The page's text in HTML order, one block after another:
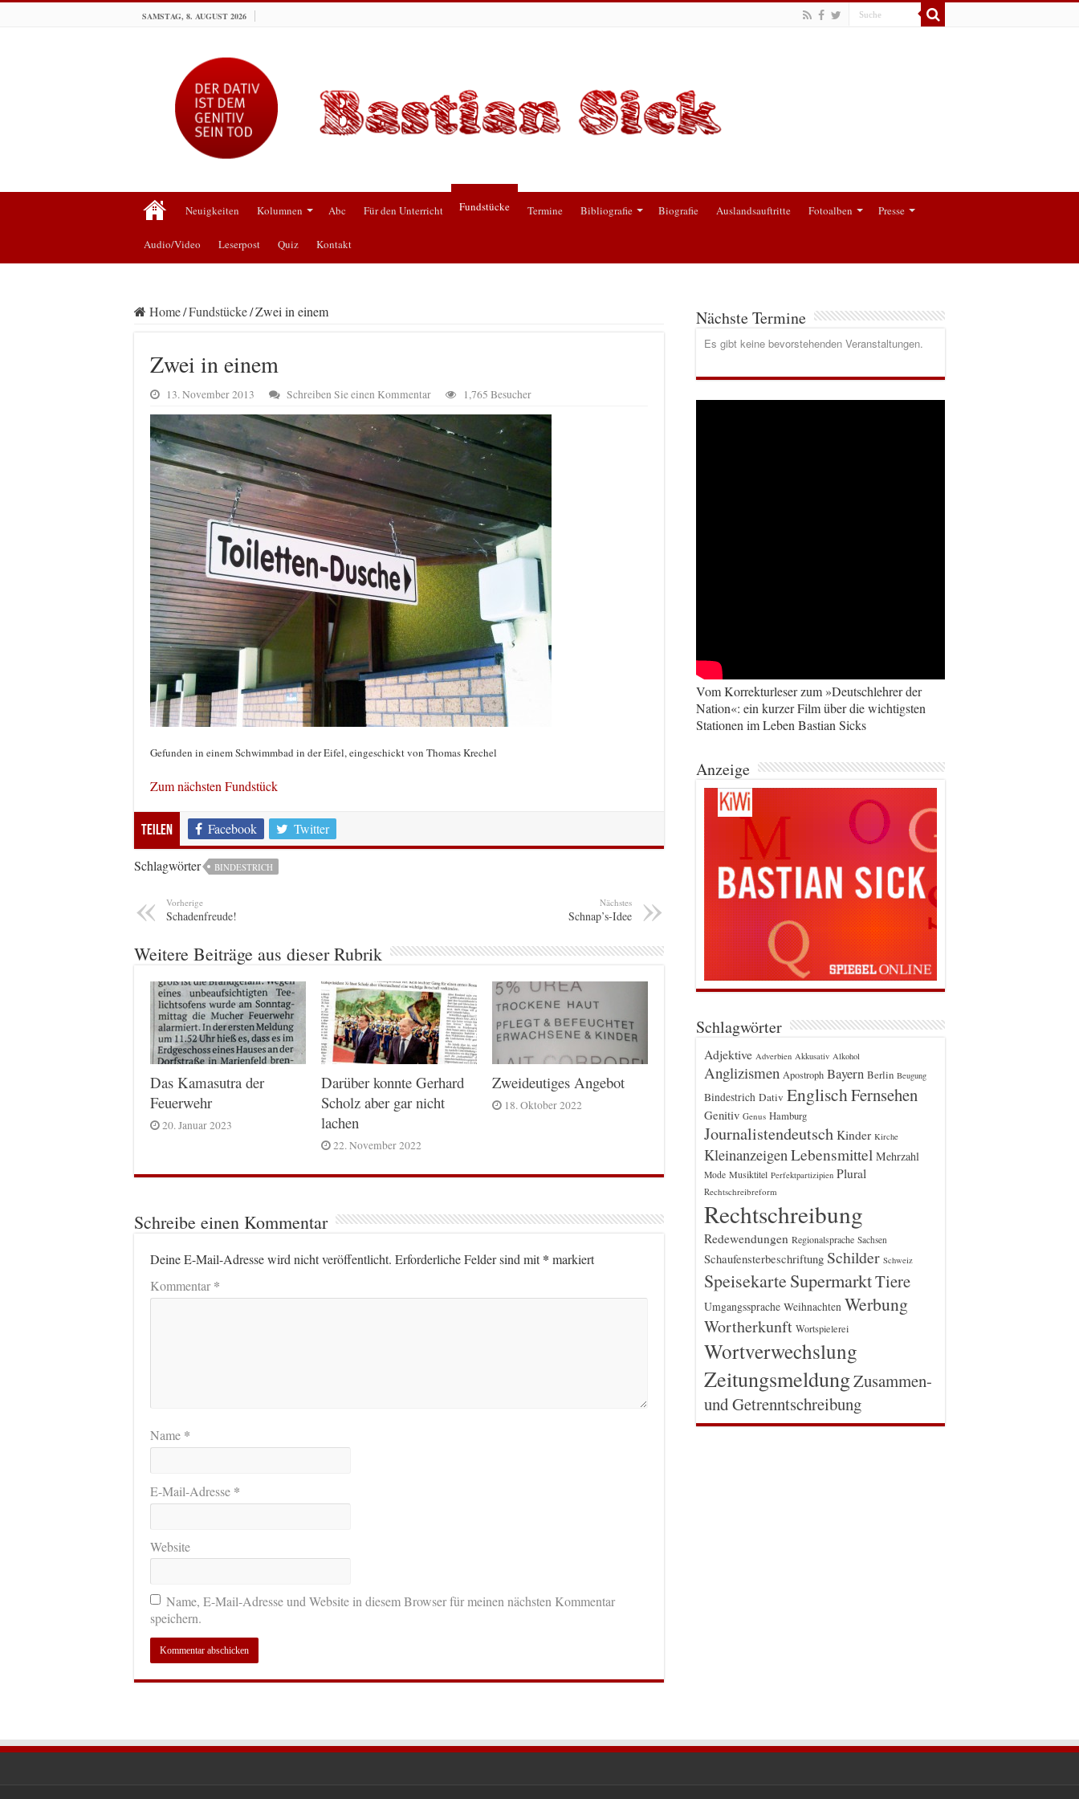
SAMSTAG, 8. AUGUST 2026
Neuigkeiten Kolumnen Abc Für den Unterricht Fundstücke Termine Bibliografie Biografie Auslandsauftritte Fotoalben Presse
Audio/Video Leserpost Quiz Kontakt
Home/Fundstücke/Zwei in einem
Zwei in einem
13. November 2013 Schreiben Sie einen Kommentar 1,765 Besucher
Gefunden in einem Schwimmbad in der Eifel, eingeschickt von Thomas Krechel
Zum nächsten Fundstück
Teilen Facebook Twitter
Schlagwörter BINDESTRICH
Vorherige
Schadenfreude!
Nächstes
Schnap’s-Idee
Weitere Beiträge aus dieser Rubrik
Das Kamasutra der
Feuerwehr
20. Januar 2023
Darüber konnte Gerhard
Scholz aber gar nicht
lachen
22. November 2022
Zweideutiges Angebot
18. Oktober 2022
Schreibe einen Kommentar
Deine E-Mail-Adresse wird nicht veröffentlicht. Erforderliche Felder sind mit* markiert
Kommentar*
Name *
E-Mail-Adresse *
Website
Name, E-Mail-Adresse und Website in diesem Browser für meinen nächsten Kommentar
speichern.
Nächste Termine
Es gibt keine bevorstehenden Veranstaltungen.
Vom Korrekturleser zum »Deutschlehrer der
Nation«: ein kurzer Film über die wichtigsten
Stationen im Leben Bastian Sicks
Anzeige
Schlagwörter
Adjektive Adverbien Akkusativ Alkohol
Anglizismen Apostroph Bayern Berlin Beugung
Bindestrich Dativ EnglischFernsehen
Genitiv Genus Hamburg
Journalistendeutsch Kinder Kirche
Kleinanzeigen Lebensmittel Mehrzahl
Mode Musiktitel Perfektpartizipien Plural
Rechtschreibreform
Rechtschreibung
Redewendungen Regionalsprache Sachsen
Schaufensterbeschriftung Schilder Schweiz
Speisekarte SupermarktTiere
Umgangssprache Weihnachten Werbung
Wortherkunft Wortspielerei
Wortverwechslung
ZeitungsmeldungZusammen-
und Getrenntschreibung